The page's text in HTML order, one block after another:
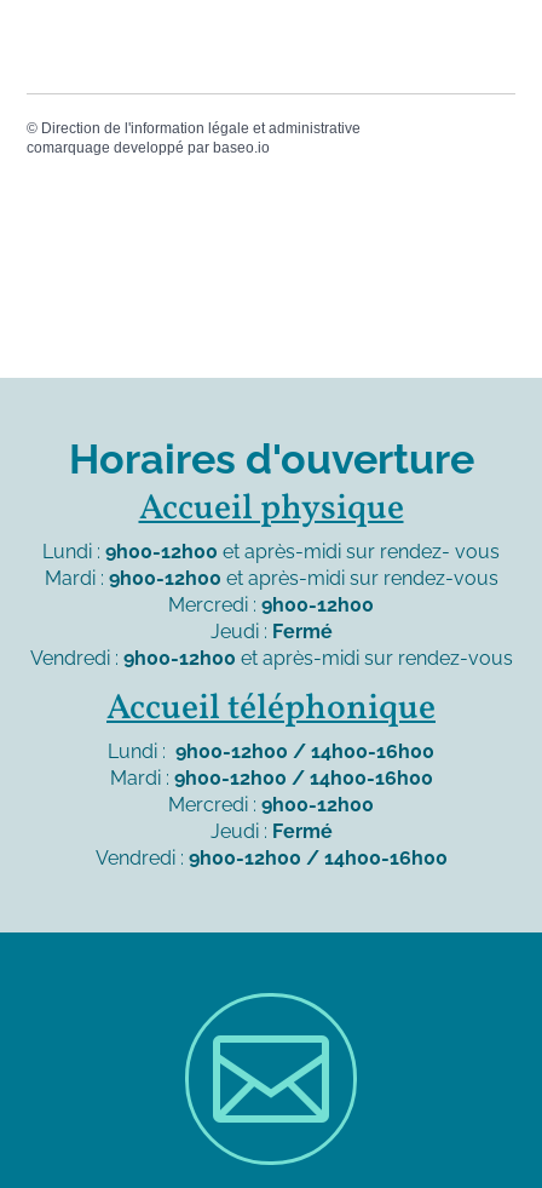
© Direction de l'information légale et administrative
comarquage developpé parbaseo.io
Horaires d'ouverture
Accueil physique
Lundi : 9h00-12h00 et après-midi sur rendez- vous
Mardi : 9h00-12h00 et après-midi sur rendez-vous
Mercredi : 9h00-12h00
Jeudi : Fermé
Vendredi : 9h00-12h00 et après-midi sur rendez-vous
Accueil téléphonique
Lundi : 9h00-12h00 / 14h00-16h00
Mardi : 9h00-12h00 / 14h00-16h00
Mercredi : 9h00-12h00
Jeudi : Fermé
Vendredi : 9h00-12h00 / 14h00-16h00
